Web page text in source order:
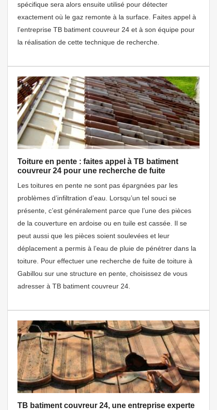
spécifique sera alors ensuite utilisé pour détecter
exactement où le gaz remonte à la surface. Faites appel à
l’entreprise TB batiment couvreur 24 et à son équipe pour
la réalisation de cette technique de recherche.
Toiture en pente : faites appel à TB batiment
couvreur 24 pour une recherche de fuite
Les toitures en pente ne sont pas épargnées par les
problèmes d’infiltration d’eau. Lorsqu’un tel souci se
présente, c’est généralement parce que l’une des pièces
de la couverture en ardoise ou en tuile est cassée. Il se
peut aussi que les pièces soient soulevées et leur
déplacement a permis à l’eau de pluie de pénétrer dans la
toiture. Pour effectuer une recherche de fuite de toiture à
Gabillou sur une structure en pente, choisissez de vous
adresser à TB batiment couvreur 24.
TB batiment couvreur 24, une entreprise experte